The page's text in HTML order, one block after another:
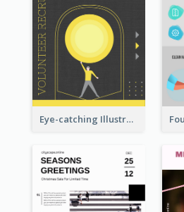
Eye-catching Illustration Illuminating Design Template